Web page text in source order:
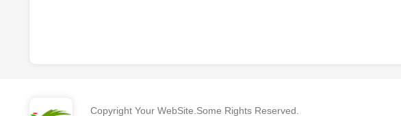
Copyright Your WebSite.Some Rights Reserved.